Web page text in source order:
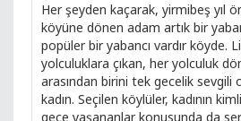
Her şeyden kaçarak, yirmibeş yıl
köyüne dönen adam artık bir
popüler bir yabancı vardır köyde.
yolculuklara çıkan, her yolculuk
arasından birini tek gecelik sevgili
kadın. Seçilen köylüler, kadının
gece yaşananlar konusunda da